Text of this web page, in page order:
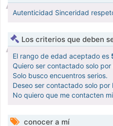
Autenticidad Sinceridad
Los criterios que deben
El rango de edad aceptado es
Quiero ser contactado solo
Solo busco encuentros serios.
Deseo ser contactado solo por
No quiero que me contacten
conocer a mí